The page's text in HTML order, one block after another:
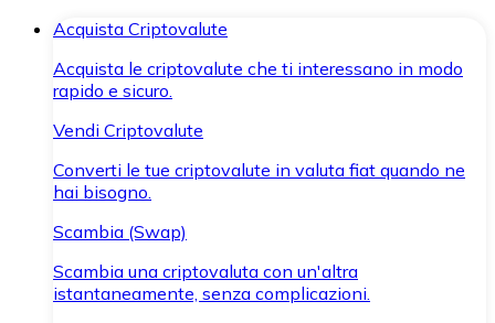
Acquista Criptovalute
Acquista le criptovalute che ti interessano in modo
rapido e sicuro.
Vendi Criptovalute
Converti le tue criptovalute in valuta fiat quando ne
hai bisogno.
Scambia (Swap)
Scambia una criptovaluta con un'altra
istantaneamente, senza complicazioni.